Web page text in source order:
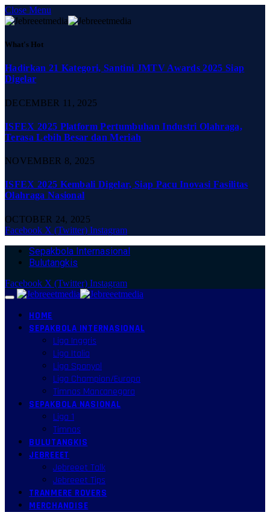
Close Menu
What's Hot
Hadirkan 21 Kategori, Santini JMTV Awards 2025 Siap
Digelar
DECEMBER 11, 2025
ISFEX 2025 Platform Pertumbuhan Industri Olahraga,
Terasa Lebih Besar dan Meriah
NOVEMBER 8, 2025
ISFEX 2025 Kembali Digelar, Siap Pacu Inovasi Fasilitas
Olahraga Nasional
OCTOBER 24, 2025
Facebook X (Twitter) Instagram
Sepakbola Internasional
Bulutangkis
Facebook X (Twitter) Instagram
HOME
SEPAKBOLA INTERNASIONAL
Liga Inggris
Liga Italia
Liga Spanyol
Liga Champion/Europa
Timnas Mancanegara
SEPAKBOLA NASIONAL
Liga 1
Timnas
BULUTANGKIS
JEBREEET
Jebreeet Talk
Jebreeet Tips
TRANMERE ROVERS
MERCHANDISE